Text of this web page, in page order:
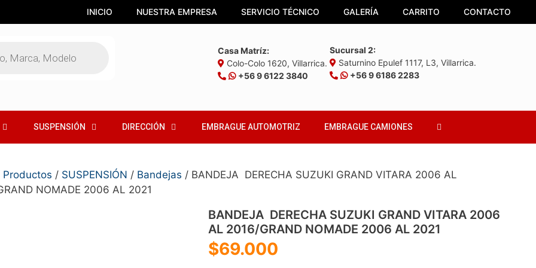
INICIO NUESTRA EMPRESA SERVICIO TÉCNICO GALERÍA CARRITO CONTACTO
Casa Matríz:
Colo-Colo 1620, Villarrica.
+56 9 6122 3840
Sucursal 2:
Saturnino Epulef 1117, L3, Villarrica.
+56 9 6186 2283
SUSPENSIÓN DIRECCIÓN EMBRAGUE AUTOMOTRIZ EMBRAGUE CAMIONES
Productos / SUSPENSIÓN / Bandejas / BANDEJA DERECHA SUZUKI GRAND VITARA 2006 AL
NOMADE 2006 AL 2021
BANDEJA DERECHA SUZUKI GRAND VITARA 2006
AL 2016/GRAND NOMADE 2006 AL 2021
$69.000